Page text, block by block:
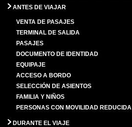
ANTES DE VIAJAR
VENTA DE PASAJES
TERMINAL DE SALIDA
PASAJES
DOCUMENTO DE IDENTIDAD
EQUIPAJE
ACCESO A BORDO
SELECCIÓN DE ASIENTOS
FAMILIA Y NIÑOS
PERSONAS CON MOVILIDAD REDUCIDA
DURANTE EL VIAJE